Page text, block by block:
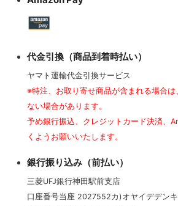
代金引換（商品到着時払い）
ヤマト運輸代金引換サービス
※特注、お取り寄せ商品が含まれる場合は
ない場合があります。
予め銀行振込、クレジットカード決済、
くようお願いいたします。
銀行振り込み（前払い）
三菱UFJ銀行神田駅前支店
口座番号当座 2027552カ)オヤイデデン